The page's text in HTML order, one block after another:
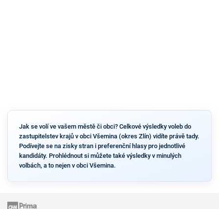
Jak se volí ve vašem městě či obci? Celkové výsledky voleb do
zastupitelstev krajů v obci Všemina (okres Zlín) vidíte právě tady.
Podívejte se na zisky stran i preferenční hlasy pro jednotlivé
kandidáty. Prohlédnout si můžete také výsledky v minulých
volbách, a to nejen v obci Všemina.